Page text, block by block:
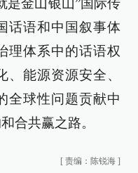
是金山银山”国际传
话语和中国叙事体
理体系中的话语权
能源资源安全、
全球性问题贡献中
合共赢之路。
[ 责编：陈锐海 ]